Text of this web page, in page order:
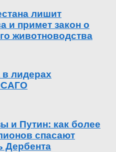
лишит
и примет закон о
животноводства
в лидерах
и Путин: как более
спасают
Дербента